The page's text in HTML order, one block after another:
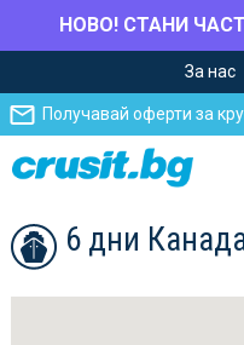
НОВО! СТАНИ ЧАСТ
главното
съдържание
Навигацията
За нас
Получавай оферти за
6 дни